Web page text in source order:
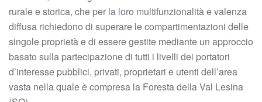
rurale e storica, che per la loro multifunzionalità e valenza
diffusa richiedono di superare le compartimentazioni delle
singole proprietà e di essere gestite mediante un approccio
basato sulla partecipazione di tutti i livelli dei portatori
d’interesse pubblici, privati, proprietari e utenti dell’area
vasta nella quale è compresa la Foresta della Val Lesina